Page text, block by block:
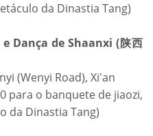
da Dinastia Tang)
Dança de Shaanxi (陕西
(Wenyi Road), Xi'an
para o banquete de jiaozi,
da Dinastia Tang)